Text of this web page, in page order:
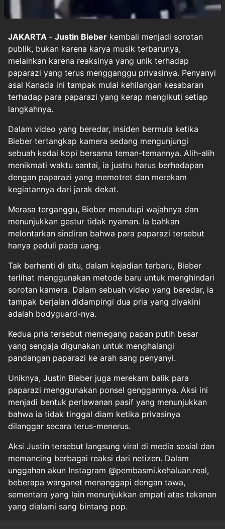
JAKARTA - Justin Bieber kembali menjadi sorotan
publik, bukan karena karya musik terbarunya,
melainkan karena reaksinya yang unik terhadap
paparazi yang terus mengganggu privasinya. Penyanyi
asal Kanada ini tampak mulai kehilangan kesabaran
terhadap para paparazi yang kerap mengikuti setiap
langkahnya.
Dalam video yang beredar, insiden bermula ketika
Bieber tertangkap kamera sedang mengunjungi
sebuah kedai kopi bersama teman-temannya. Alih-alih
menikmati waktu santai, ia justru harus berhadapan
dengan paparazi yang memotret dan merekam
kegiatannya dari jarak dekat.
Merasa terganggu, Bieber menutupi wajahnya dan
menunjukkan gestur tidak nyaman. Ia bahkan
melontarkan sindiran bahwa para paparazi tersebut
hanya peduli pada uang.
Tak berhenti di situ, dalam kejadian terbaru, Bieber
terlihat menggunakan metode baru untuk menghindari
sorotan kamera. Dalam sebuah video yang beredar, ia
tampak berjalan didampingi dua pria yang diyakini
adalah bodyguard-nya.
Kedua pria tersebut memegang papan putih besar
yang sengaja digunakan untuk menghalangi
pandangan paparazi ke arah sang penyanyi.
Uniknya, Justin Bieber juga merekam balik para
paparazi menggunakan ponsel genggamnya. Aksi ini
menjadi bentuk perlawanan pasif yang menunjukkan
bahwa ia tidak tinggal diam ketika privasinya
dilanggar secara terus-menerus.
Aksi Justin tersebut langsung viral di media sosial dan
memancing berbagai reaksi dari netizen. Dalam
unggahan akun Instagram @pembasmi.kehaluan.real,
beberapa warganet menanggapi dengan tawa,
sementara yang lain menunjukkan empati atas tekanan
yang dialami sang bintang pop.